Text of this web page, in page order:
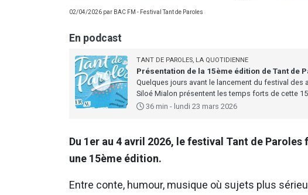
02/04/2026 par BAC FM - Festival Tant de Paroles
En podcast
TANT DE PAROLES, LA QUOTIDIENNE
Présentation de la 15ème édition de Tant de
Quelques jours avant le lancement du festival des
Siloé Mialon présentent les temps forts de cette
36 min - lundi 23 mars 2026
Du 1er au 4 avril 2026, le festival Tant de
une 15ème édition.
Entre conte, humour, musique où sujets plus